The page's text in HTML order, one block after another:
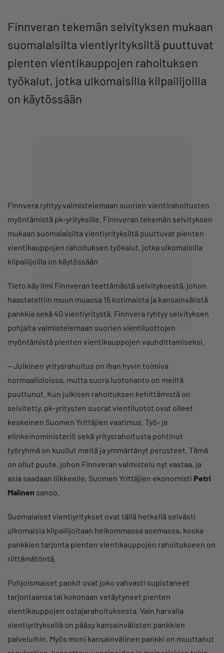
Finnveran tekemän selvityksen mukaan
suomalaisilta vientiyrityksiltä puuttuvat
pienten vientikauppojen rahoituksen
työkalut, jotka ulkomaisilla kilpailijoilla
on käytössään
Finnvera ryhtyy valmistelemaan suorien vientirahoitusten
myöntämistä pk-yrityksille. Finnveran tekemän selvityksen
mukaan suomalaisilta vientiyrityksiltä puuttuvat pienten
vientikauppojen rahoituksen työkalut, jotka ulkomaisilla
kilpailijoilla on käytössään
Tieto käy ilmi Finnveran teettämästä selvityksestä, johon
haastateltiin muun muassa 15 kotimaista ja kansainvälistä
pankkia sekä 40 vientiyritystä. Finnvera ryhtyy selvityksen
pohjalta valmistelemaan suorien vientiluottojen
myöntämistä pienten vientikauppojen vauhdittamiseksi.
‒ Julkinen yritysrahoitus on ihan hyvin toimiva
normaalioloissa, mutta suora luotonanto on meiltä
puuttunut. Kun julkisen rahoituksen kehittämistä on
selvitetty, pk-yritysten suorat vientiluotot ovat olleet
keskeinen Suomen Yrittäjien vaatimus. Työ- ja
elinkeinoministeriö sekä yritysrahoitusta pohtinut
työryhmä on kuullut meitä ja ymmärtänyt perusteet. Tämä
on ollut puute, johon Finnveran valmistelu nyt vastaa, ja
asia saadaan liikkeelle, Suomen Yrittäjien ekonomisti Petri
Malinen sanoo.
Suomalaiset vientiyritykset ovat tällä hetkellä selvästi
ulkomaisia kilpailijoitaan heikommassa asemassa, koska
pankkien tarjonta pienten vientikauppojen rahoitukseen on
riittämätöntä.
Pohjoismaiset pankit ovat joko vahvasti supistaneet
tarjontaansa tai kokonaan vetäytyneet pienten
vientikauppojen ostajarahoituksesta. Vain harvalla
vientiyrityksellä on pääsy kansainvälisten pankkien
palveluihin. Myös moni kansainvälinen pankki on muuttanut